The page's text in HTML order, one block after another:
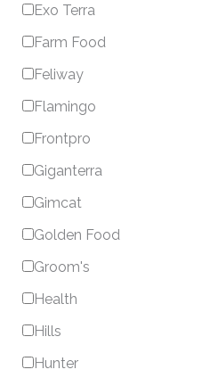
Exo Terra
Farm Food
Feliway
Flamingo
Frontpro
Giganterra
Gimcat
Golden Food
Groom's
Health
Hills
Hunter